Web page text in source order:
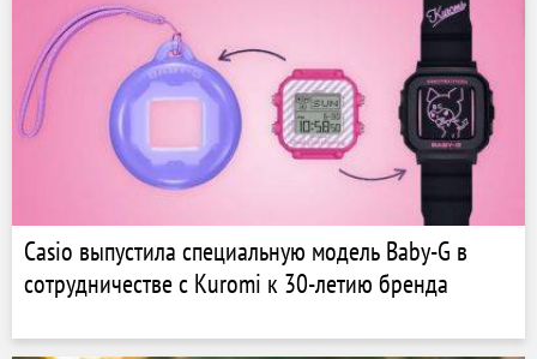
Casio выпустила специальную модель Baby-G в
сотрудничестве с Kuromi к 30-летию бренда